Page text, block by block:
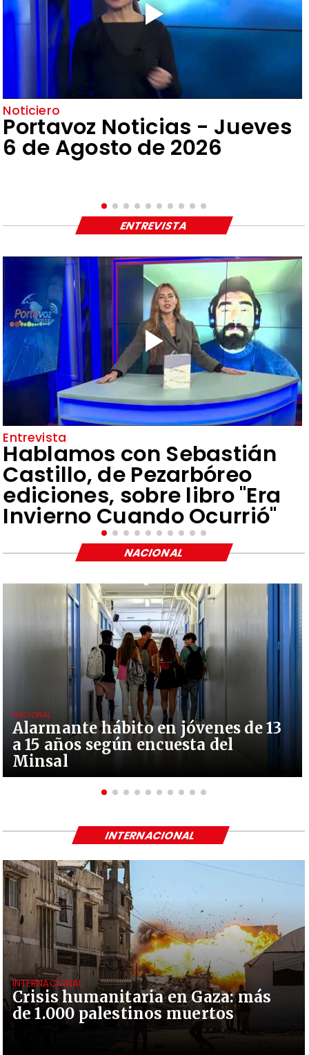
Noticiero
Portavoz Noticias - Jueves
6 de Agosto de 2026
Entrevista
Hablamos con Sebastián
Castillo, de Pezarbóreo
ediciones, sobre libro "Era
Invierno Cuando Ocurrió"
ENTREVISTA
Alarmante hábito en jóvenes de 13
a 15 años según encuesta del
Minsal
NACIONAL
NACIONAL
Crisis humanitaria en Gaza: más
de 1.000 palestinos muertos
INTERNACIONAL
INTERNACIONAL